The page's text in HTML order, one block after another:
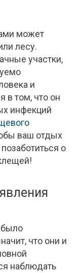
может
лесу.
участки,
и
в том, что он
инфекций
ваш отдых
о
было
что они и
наблюдать